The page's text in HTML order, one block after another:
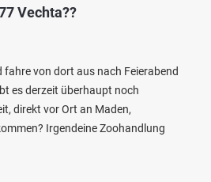
Vechta??
fahre von dort aus nach Feierabend
es derzeit überhaupt noch
direkt vor Ort an Maden,
Irgendeine Zoohandlung